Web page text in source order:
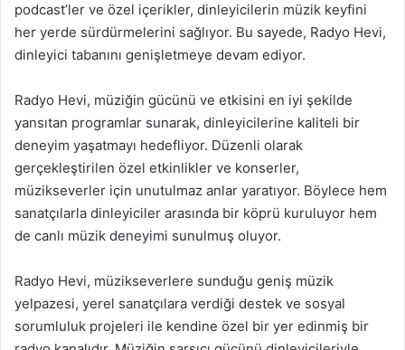
podcast’ler ve özel içerikler, dinleyicilerin müzik keyfini
her yerde sürdürmelerini sağlıyor. Bu sayede, Radyo Hevi,
dinleyici tabanını genişletmeye devam ediyor.
Radyo Hevi, müziğin gücünü ve etkisini en iyi şekilde
yansıtan programlar sunarak, dinleyicilerine kaliteli bir
deneyim yaşatmayı hedefliyor. Düzenli olarak
gerçekleştirilen özel etkinlikler ve konserler,
müzikseverler için unutulmaz anlar yaratıyor. Böylece hem
sanatçılarla dinleyiciler arasında bir köprü kuruluyor hem
de canlı müzik deneyimi sunulmuş oluyor.
Radyo Hevi, müzikseverlere sunduğu geniş müzik
yelpazesi, yerel sanatçılara verdiği destek ve sosyal
sorumluluk projeleri ile kendine özel bir yer edinmiş bir